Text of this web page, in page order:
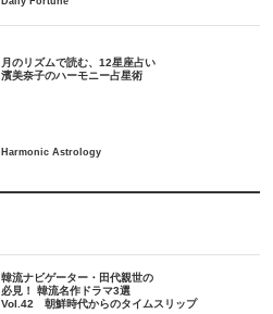
月のリズムで読む、12星座占い
韓流ナビゲーター・田代親世の
必見！ 韓流名作ドラマ3選
Vol.42 朝鮮時代からのタイムスリップ